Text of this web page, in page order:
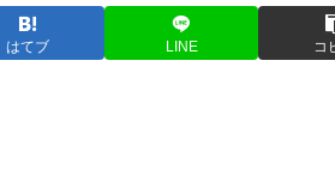
はてブ LINE コ